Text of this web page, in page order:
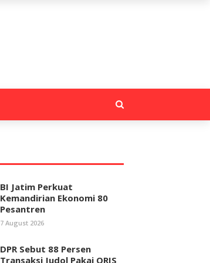
BI Jatim Perkuat
Kemandirian Ekonomi 80
Pesantren
7 August 2026
DPR Sebut 88 Persen
Transaksi Judol Pakai QRIS